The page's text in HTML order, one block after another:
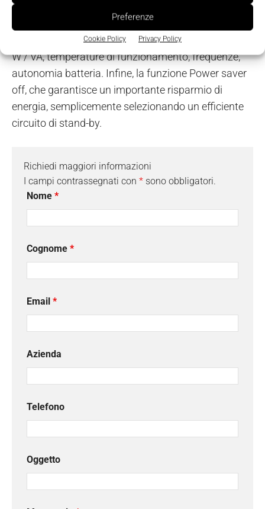
Preferenze
Cookie Policy Privacy Policy
secondo luogo, la presenza del display LCD
integrato, con le seguenti indicazioni: tensione
ingresso batterie, tensione uscita, potenza collegata
W / VA, temperature di funzionamento, frequenze,
autonomia batteria. Infine, la funzione Power saver
off, che garantisce un importante risparmio di
energia, semplicemente selezionando un efficiente
circuito di stand-by.
Richiedi maggiori informazioni
I campi contrassegnati con * sono obbligatori.
Nome *
Cognome *
Email *
Azienda
Telefono
Oggetto